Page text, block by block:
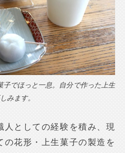
子でほっと一息。自分で作った上生
みます。
人としての経験を積み、現
の花形・上生菓子の製造を